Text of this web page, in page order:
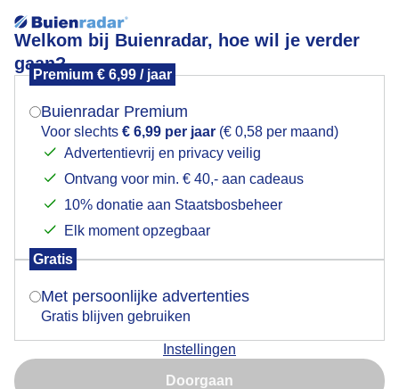
Welkom bij Buienradar, hoe wil je verder
gaan?
Premium € 6,99 / jaar
Buienradar Premium
Voor slechts € 6,99 per jaar (€ 0,58 per maand)
Advertentievrij en privacy veilig
Ontvang voor min. € 40,- aan cadeaus
10% donatie aan Staatsbosbeheer
Elk moment opzegbaar
Gratis
Met persoonlijke advertenties
Gratis blijven gebruiken
Instellingen
Doorgaan
Zon en wolken vanmorgen
Mogen we je locatie gebruiken voor het
Indien je hier nog geen akkoord op hebt gegeven,
verschijnt er zo een pop-up uit je browser waarin
Is goed, toon de popup
Nu niet, misschien later